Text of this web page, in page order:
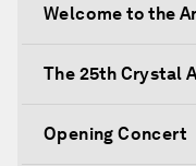
Welcome to the
The 25th Crystal
Opening Concert